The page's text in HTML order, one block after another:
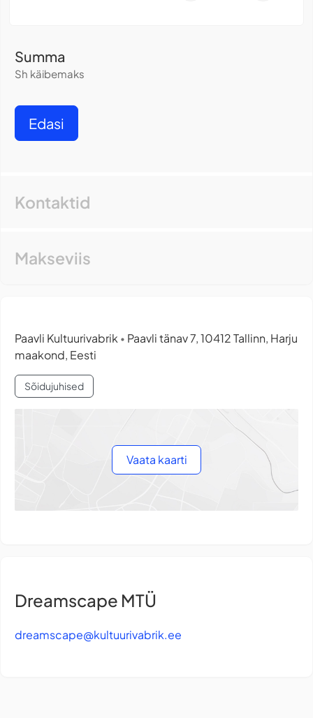
Summa
Sh käibemaks
Edasi
Kontaktid
Makseviis
Paavli Kultuurivabrik • Paavli tänav 7, 10412 Tallinn, Harju
maakond, Eesti
Sõidujuhised
Vaata kaarti
Dreamscape MTÜ
dreamscape@kultuurivabrik.ee